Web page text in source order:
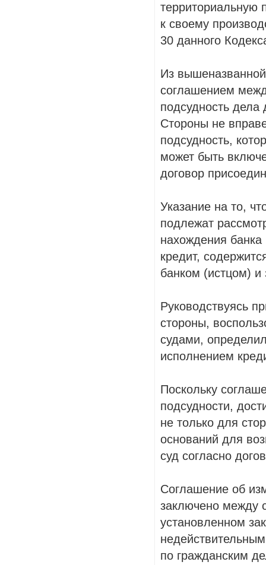
территориальную
к своему
30 данного
Из
соглашением
подсудность дела
Стороны не
подсудность,
может быть
договор
Указание на то,
подлежат
нахождения
кредит,
банком (истцом)
Руководствуясь
стороны,
судами,
исполнением
Поскольку
подсудности,
не только для
оснований для
суд согласно
Соглашение об
заключено между
установленном
по гражданским